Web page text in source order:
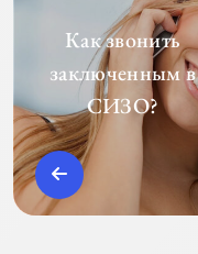
Как звонить
заключенным в
СИЗО?